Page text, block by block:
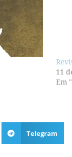
11
Em
Telegram